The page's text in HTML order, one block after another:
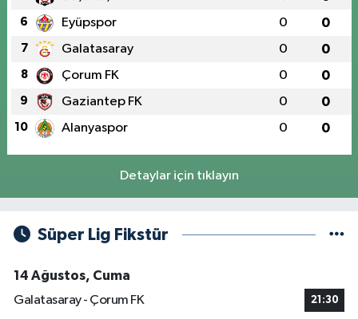
6 Eyüpspor 0 0
7 Galatasaray 0 0
8 Çorum FK 0 0
9 Gaziantep FK 0 0
10 Alanyaspor 0 0
Detaylar için tıklayın
Süper Lig Fikstür
14 Ağustos, Cuma
Galatasaray - Çorum FK
21:30